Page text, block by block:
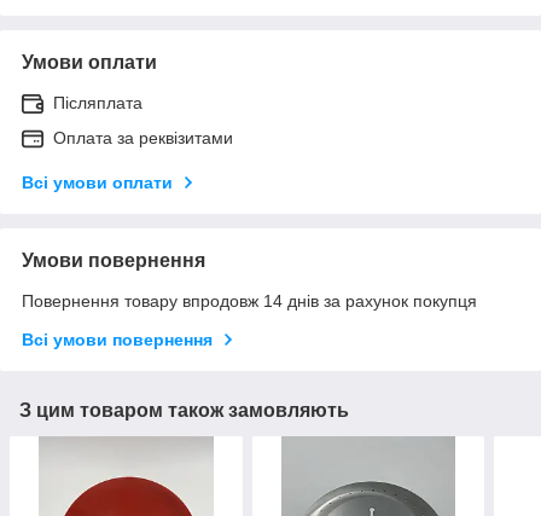
Умови оплати
Післяплата
Оплата за реквізитами
Всі умови оплати
Умови повернення
Повернення товару впродовж 14 днів за рахунок покупця
Всі умови повернення
З цим товаром також замовляють